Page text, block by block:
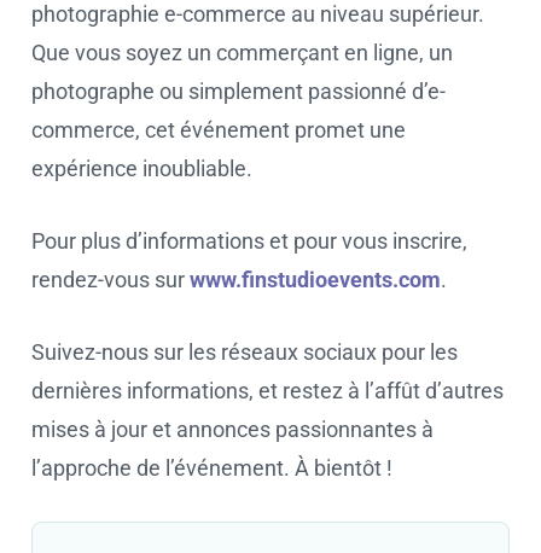
photographie e-commerce au niveau supérieur.
Que vous soyez un commerçant en ligne, un
photographe ou simplement passionné d’e-
commerce, cet événement promet une
expérience inoubliable.
Pour plus d’informations et pour vous inscrire,
rendez-vous surwww.finstudioevents.com.
Suivez-nous sur les réseaux sociaux pour les
dernières informations, et restez à l’affût d’autres
mises à jour et annonces passionnantes à
l’approche de l’événement. À bientôt !